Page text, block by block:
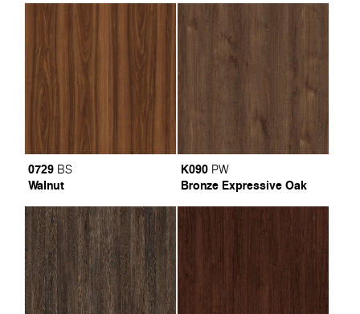
0729 BS
Walnut
K090 PW
Bronze Expressive Oak